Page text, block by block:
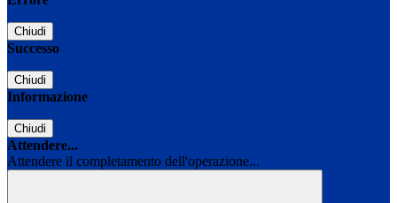
Chiudi
Successo
Chiudi
Informazione
Chiudi
Attendere...
Attendere il completamento dell'operazione...